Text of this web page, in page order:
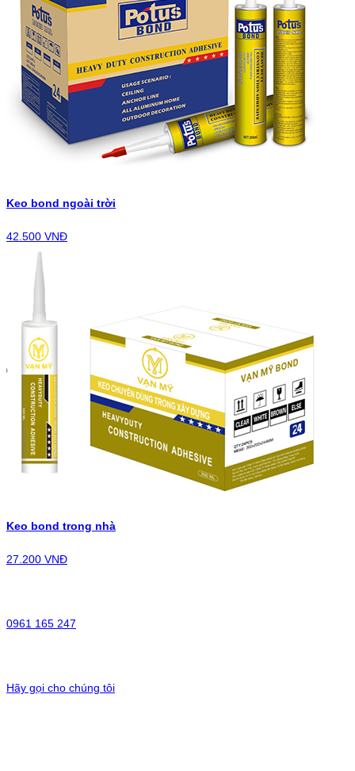
Keo bond ngoài trời
42.500 VNĐ
Keo bond trong nhà
27.200 VNĐ
0961 165 247
Hãy gọi cho chúng tôi